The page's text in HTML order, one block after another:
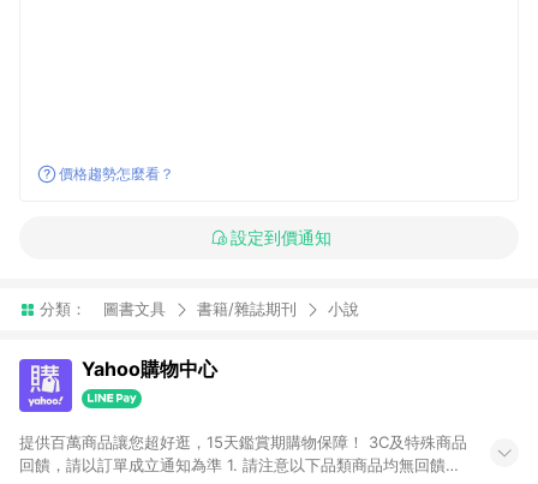
價格趨勢怎麼看？
設定到價通知
分類： 圖書文具 書籍/雜誌期刊 小說
Yahoo購物中心
提供百萬商品讓您超好逛，15天鑑賞期購物保障！ 3C及特殊商品
回饋，請以訂單成立通知為準 1. 請注意以下品類商品均無回饋：